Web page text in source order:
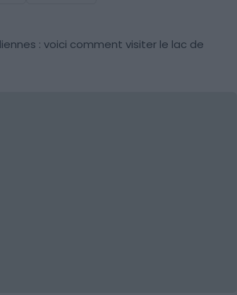
: voici comment visiter le lac de